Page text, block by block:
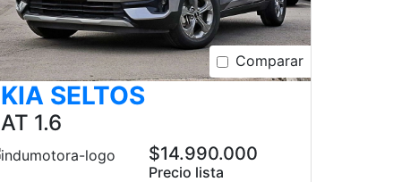
Comparar
KIA SELTOS
AT 1.6
$14.990.000
Precio lista